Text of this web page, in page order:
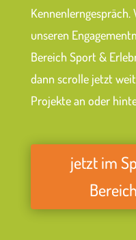
unseren
Bereich Sport &
dann scrolle jetzt
Projekte an oder
jetzt im